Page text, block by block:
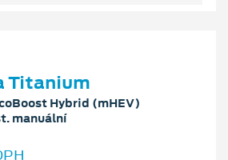
Titanium
Hybrid (mHEV)
manuální